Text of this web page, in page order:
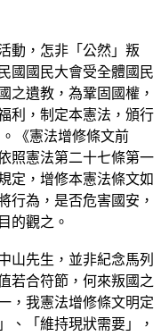
動，怎非「公然」叛
國國民大會受全體國民
之遺教，為鞏固國權，
利，制定本憲法，頒行
《憲法增修條文前
照憲法第二十七條第一
定，增修本憲法條文如
行為，是否危害國安，
的觀之。
山先生，並非紀念馬列
若合符節，何來叛國之
，我憲法增修條文明定
、「維持現狀需要」，